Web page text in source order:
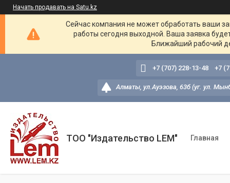
Начать продавать на Satu.kz
Сейчас компания не может обработать ваши
работы сегодня выходной. Ваша заявка
Ближайший рабочий
Алматы, ул.Ауэзова, 63б (уг. ул.
+7 (707) 228-13-48 +7
ТОО "Издательство LEM" Главная